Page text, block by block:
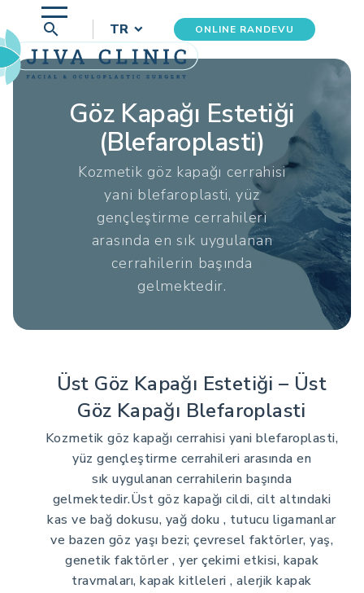
search TR ONLINE RANDEVU
Göz Kapağı Estetiği
(Blefaroplasti)
Kozmetik göz kapağı cerrahisi
yani blefaroplasti, yüz
gençleştirme cerrahileri
arasında en sık uygulanan
cerrahilerin başında
gelmektedir.
Üst Göz Kapağı Estetiği – Üst
Göz Kapağı Blefaroplasti
Kozmetik göz kapağı cerrahisi yani blefaroplasti,
yüz gençleştirme cerrahileri arasında en
sık uygulanan cerrahilerin başında
gelmektedir.Üst göz kapağı cildi, cilt altındaki
kas ve bağ dokusu, yağ doku , tutucu ligamanlar
ve bazen göz yaşı bezi; çevresel faktörler, yaş,
genetik faktörler , yer çekimi etkisi, kapak
travmaları, kapak kitleleri , alerjik kapak